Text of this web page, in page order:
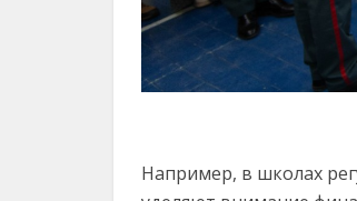
Например, в школах